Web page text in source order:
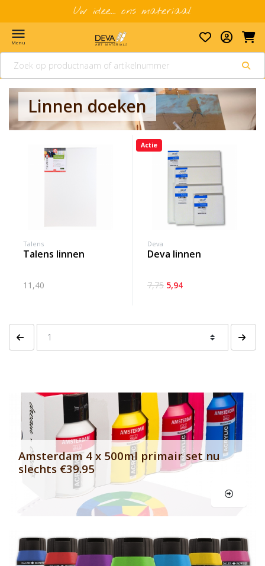
Uw idee... ons materiaal
menu
Menu
Linnen doeken
Talens
talens linnen
11,40
Actie
Deva
deva linnen
7,75 5,94
Vorige pagina
Banner row 2
Amsterdam 4 x 500ml primair set nu
slechts €39.95